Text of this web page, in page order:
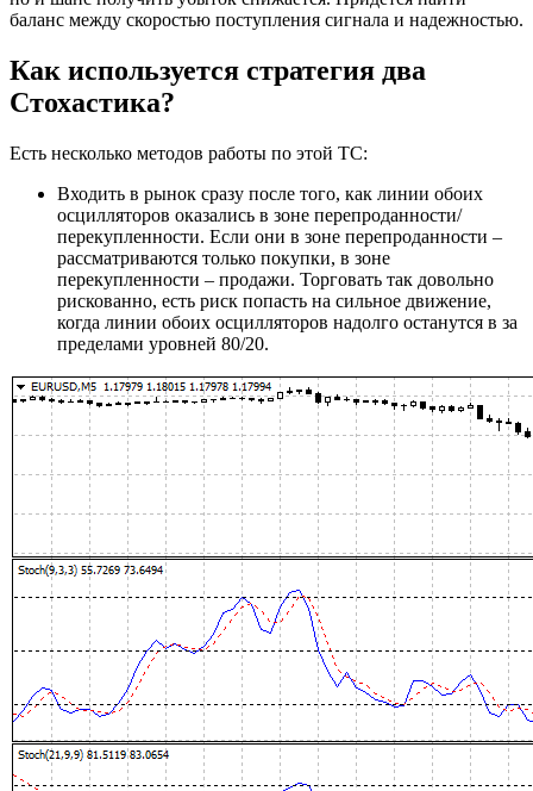
баланс между скоростью поступления сигнала и надежностью.
Как используется стратегия два
Стохастика?
Есть несколько методов работы по этой ТС:
Входить в рынок сразу после того, как линии обоих
осцилляторов оказались в зоне перепроданности/
перекупленности. Если они в зоне перепроданности –
рассматриваются только покупки, в зоне
перекупленности – продажи. Торговать так довольно
рискованно, есть риск попасть на сильное движение,
когда линии обоих осцилляторов надолго останутся в за
пределами уровней 80/20.